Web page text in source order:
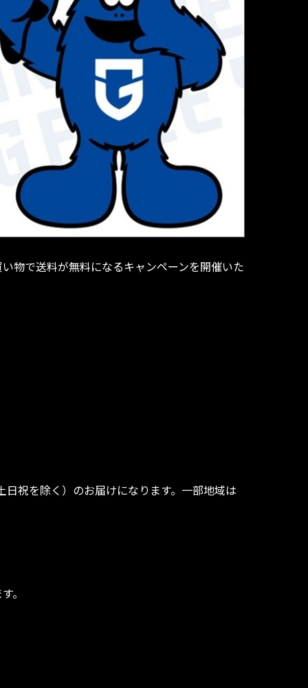
物で送料が無料になるキャンペーンを開催いた
祝を除く）のお届けになります。一部地域は
。